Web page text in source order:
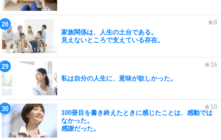
家族関係は、人生の土台である。
見えないところで支えている存在。
私は自分の人生に、意味が欲しかった。
100冊目を書き終えたときに感じたことは、感動では
なかった。
感謝だった。